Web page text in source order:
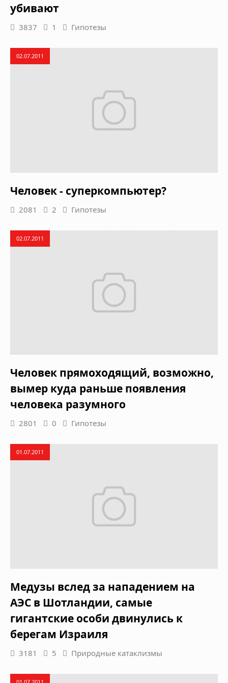
убивают
3837 1 Гипотезы
02.07.2011
Человек - суперкомпьютер?
2081 2 Гипотезы
02.07.2011
Человек прямоходящий, возможно,
вымер куда раньше появления
человека разумного
2801 0 Гипотезы
01.07.2011
Медузы вслед за нападением на
АЭС в Шотландии, самые
гигантские особи двинулись к
берегам Израиля
3181 5 Природные катаклизмы